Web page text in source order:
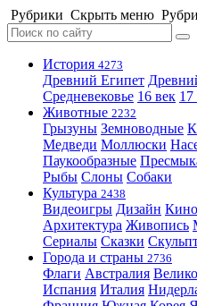
Рубрики Скрыть меню
История 4273
Древний Египет
Средневековье 16 век 17
Животные 2232
Грызуны Земноводные
Медведи Моллюски
Паукообразные
Рыбы Слоны Собаки
Культура 2438
Видеоигры Дизайн Кино
Архитектура Живопись
Сериалы Сказки
Города и страны 2736
Флаги Австралия
Испания Италия